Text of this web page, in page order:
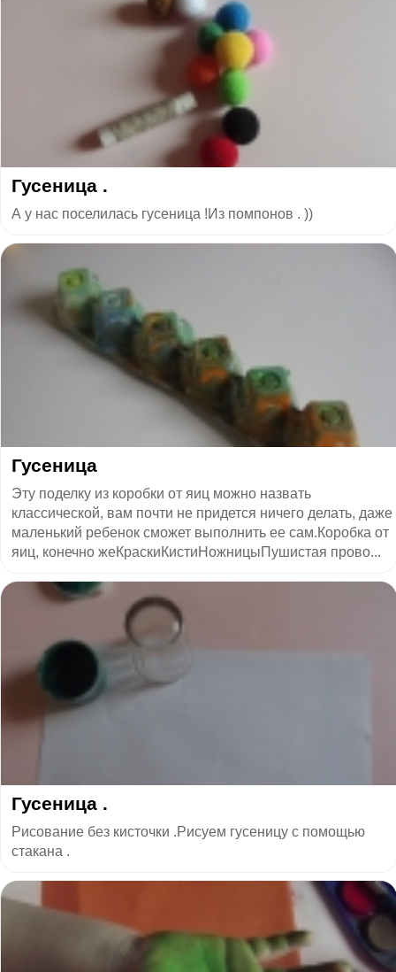
Гусеница .
А у нас поселилась гусеница !Из помпонов . ))
Гусеница
Эту поделку из коробки от яиц можно назвать
классической, вам почти не придется ничего делать, даже
маленький ребенок сможет выполнить ее сам.Коробка от
яиц, конечно жеКраскиКистиНожницыПушистая прово...
Гусеница .
Рисование без кисточки .Рисуем гусеницу с помощью
стакана .